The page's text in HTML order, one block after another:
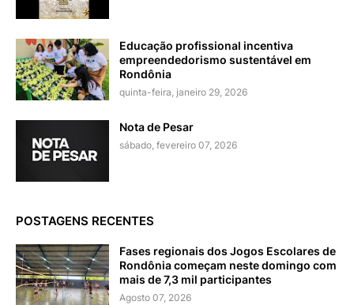
Educação profissional incentiva
empreendedorismo sustentável em
Rondônia
quinta-feira, janeiro 29, 2026
Nota de Pesar
sábado, fevereiro 07, 2026
POSTAGENS RECENTES
Fases regionais dos Jogos Escolares de
Rondônia começam neste domingo com
mais de 7,3 mil participantes
Agosto 07, 2026